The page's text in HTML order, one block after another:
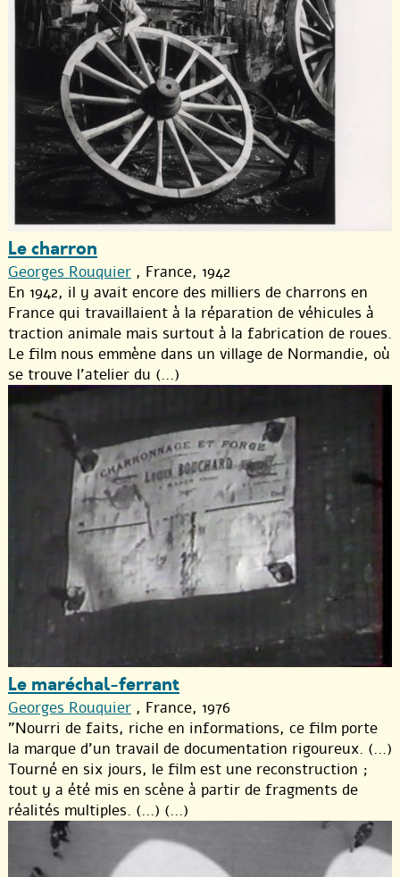
Le charron
Georges Rouquier , France, 1942
En 1942, il y avait encore des milliers de charrons en
France qui travaillaient à la réparation de véhicules à
traction animale mais surtout à la fabrication de roues.
Le film nous emmène dans un village de Normandie, où
se trouve l’atelier du (...)
Le maréchal-ferrant
Georges Rouquier , France, 1976
"Nourri de faits, riche en informations, ce film porte
la marque d’un travail de documentation rigoureux. (...)
Tourné en six jours, le film est une reconstruction ;
tout y a été mis en scène à partir de fragments de
réalités multiples. (...) (...)